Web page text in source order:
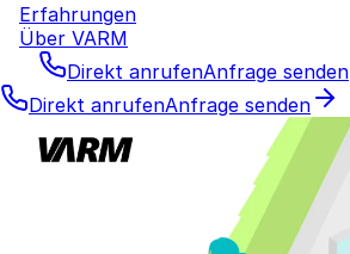
Erfahrungen
Über VARM
Direkt anrufenAnfrage senden
Direkt anrufenAnfrage senden